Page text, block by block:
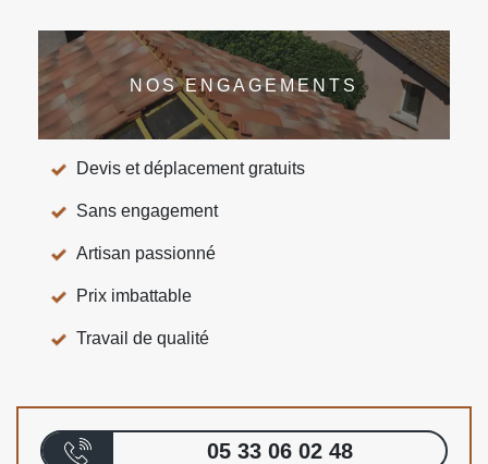
NOS ENGAGEMENTS
Devis et déplacement gratuits
Sans engagement
Artisan passionné
Prix imbattable
Travail de qualité
05 33 06 02 48